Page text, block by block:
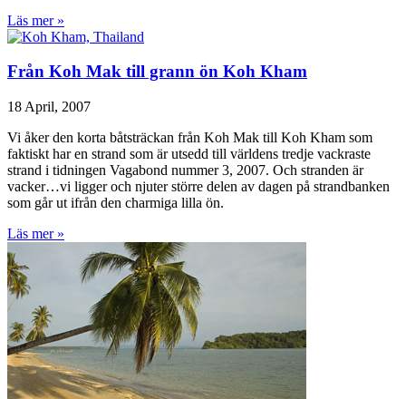
Läs mer »
Från Koh Mak till grann ön Koh Kham
18 April, 2007
Vi åker den korta båtsträckan från Koh Mak till Koh Kham som
faktiskt har en strand som är utsedd till världens tredje vackraste
strand i tidningen Vagabond nummer 3, 2007. Och stranden är
vacker…vi ligger och njuter större delen av dagen på strandbanken
som går ut ifrån den charmiga lilla ön.
Läs mer »